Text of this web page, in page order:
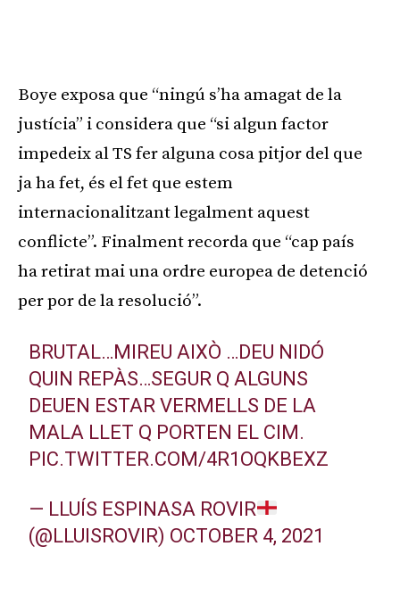
Boye exposa que “ningú s’ha amagat de la
justícia” i considera que “si algun factor
impedeix alTS fer alguna cosa pitjor del que
ja ha fet, és el fet que estem
internacionalitzant legalment aquest
conflicte”. Finalment recorda que “cap país
ha retirat mai una ordre europea de detenció
per por de la resolució”.
BRUTAL…MIREU AIXÒ …DEU NIDÓ
QUIN REPÀS…SEGUR Q ALGUNS
DEUEN ESTAR VERMELLS DE LA
MALA LLET Q PORTEN EL CIM.
PIC.TWITTER.COM/4R1OQKBEXZ
— LLUÍS ESPINASA ROVIR
(@LLUISROVIR) OCTOBER 4, 2021